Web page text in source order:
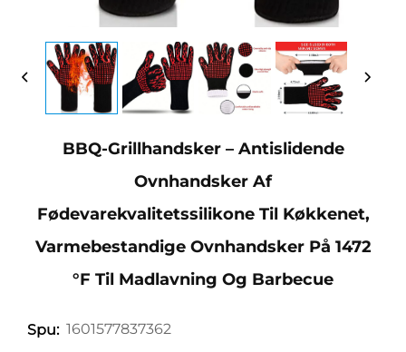
BBQ-Grillhandsker – Antislidende
Ovnhandsker Af
Fødevarekvalitetssilikone Til Køkkenet,
Varmebestandige Ovnhandsker På 1472
°F Til Madlavning Og Barbecue
Spu: 1601577837362